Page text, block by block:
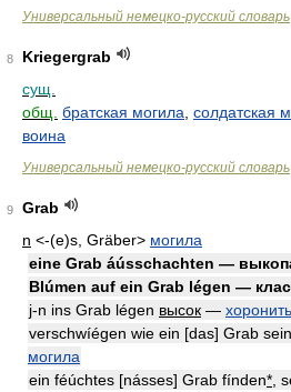
Универсальный немецко-русский словарь
8
Kriegergrab
сущ.
общ. братская могила солдатская
воина
Универсальный немецко-русский словарь
9
Grab
n <-(e)s, Gräber> могила
eine Grab áússchachten —
Blúmen auf ein Grab légen —
j-n ins Grab légen высок —
verschwíégen wie ein [das] Grab sein
могила
ein féúchtes [násses] Grab fínden* ,